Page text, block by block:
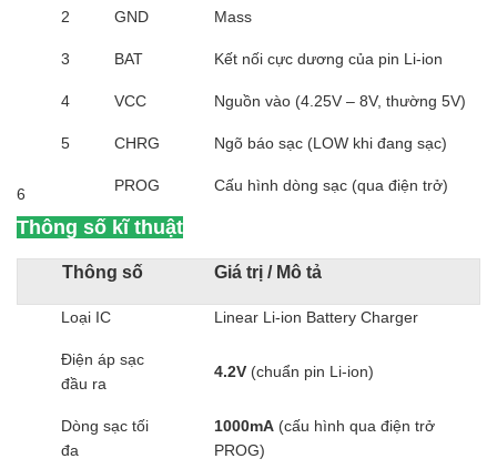
2 GND Mass
3 BAT Kết nối cực dương của pin Li-ion
4 VCC Nguồn vào (4.25V – 8V, thường 5V)
5 CHRG Ngõ báo sạc (LOW khi đang sạc)
6 PROG Cấu hình dòng sạc (qua điện trở)
Thông số kĩ thuật
Thông số Giá trị / Mô tả
Loại IC Linear Li-ion Battery Charger
Điện áp sạc
đầu ra
4.2V (chuẩn pin Li-ion)
Dòng sạc tối
đa
1000mA (cấu hình qua điện trở
PROG)